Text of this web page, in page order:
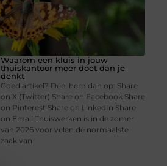
Waarom een kluis in jouw
thuiskantoor meer doet dan je
denkt
Goed artikel? Deel hem dan op: Share
on X (Twitter) Share on Facebook Share
on Pinterest Share on LinkedIn Share
on Email Thuiswerken is in de zomer
van 2026 voor velen de normaalste
zaak van